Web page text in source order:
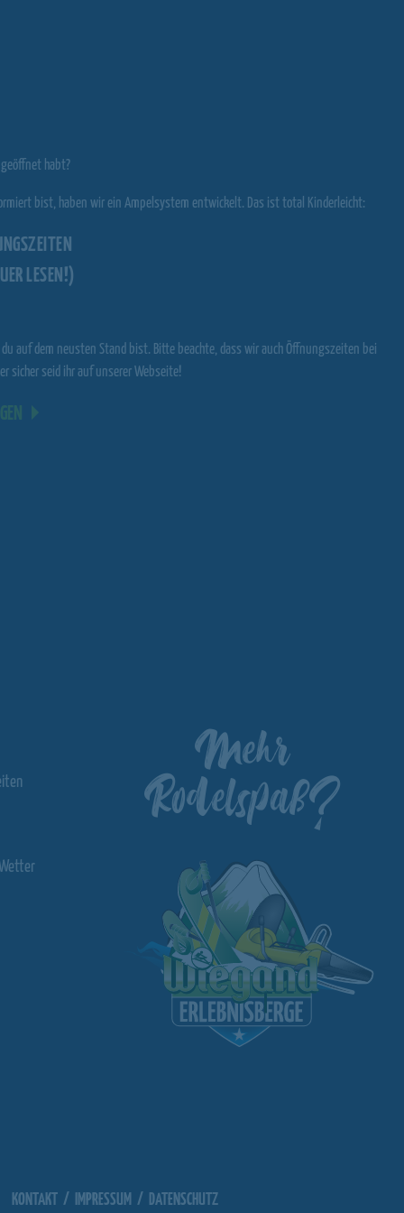
habt?
bist, haben wir ein Ampelsystem entwickelt. Das ist total Kinderleicht:
LESEN!)
auf dem neusten Stand bist. Bitte beachte, dass wir auch Öffnungszeiten bei
sicher seid ihr auf unserer Webseite!
Mehr
Rodelspaß?
KONTAKT / IMPRESSUM / DATENSCHUTZ